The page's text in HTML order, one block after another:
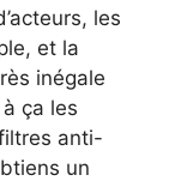
les
et la
inégale
ça les
anti-
un